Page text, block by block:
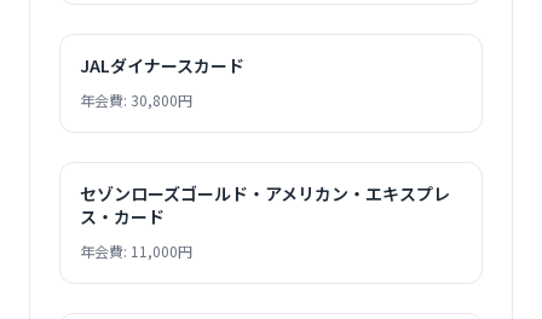
JALダイナースカード
年会費: 30,800円
セゾンローズゴールド・アメリカン・エキスプレ
ス・カード
年会費: 11,000円